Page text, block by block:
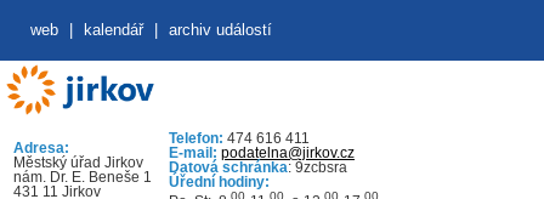
web kalendář archiv událostí
Adresa:
Městský úřad Jirkov
nám. Dr. E. Beneše 1
431 11 Jirkov
Telefon: 474 616 411
E-mail: podatelna@jirkov.cz
Datová schránka: 9zcbsra
Úřední hodiny:
00 00 00 00